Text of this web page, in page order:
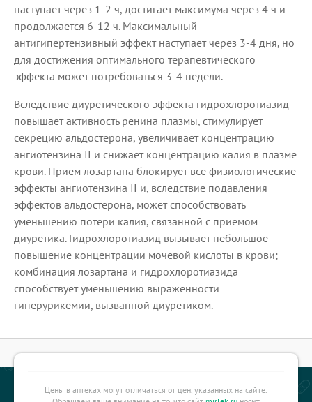
наступает через 1-2 ч, достигает максимума через 4 ч и
продолжается 6-12 ч. Максимальный
антигипертензивный эффект наступает через 3-4 дня, но
для достижения оптимального терапевтического
эффекта может потребоваться 3-4 недели.
Вследствие диуретического эффекта гидрохлоротиазид
повышает активность ренина плазмы, стимулирует
секрецию альдостерона, увеличивает концентрацию
ангиотензина II и снижает концентрацию калия в плазме
крови. Прием лозартана блокирует все физиологические
эффекты ангиотензина II и, вследствие подавления
эффектов альдостерона, может способствовать
уменьшению потери калия, связанной с приемом
диуретика. Гидрохлоротиазид вызывает небольшое
повышение концентрации мочевой кислоты в крови;
комбинация лозартана и гидрохлоротиазида
способствует уменьшению выраженности
гиперурикемии, вызванной диуретиком.
Цены в аптеках могут отличаться от цен, указанных на сайте.